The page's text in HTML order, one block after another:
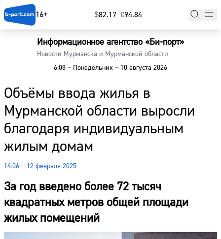
16+ $⁠82.17 €⁠94.84
Информационное агентство «Би-порт»
Новости Мурманска и Мурманской области
6:08 – Понедельник – 10 августа 2026
Объёмы ввода жилья в
Мурманской области выросли
благодаря индивидуальным
жилым домам
14:06 – 12 февраля 2025
За год введено более 72 тысяч
квадратных метров общей площади
жилых помещений
Главная
Наши гости
Фоторепортажи
Погода
Курсы валют